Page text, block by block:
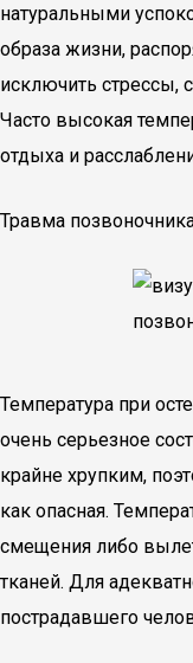
натуральными
образа жизни,
исключить стрессы,
Часто высокая
отдыха и
Травма
Температура при
очень серьезное
крайне хрупким,
как опасная.
смещения либо
тканей. Для
пострадавшего